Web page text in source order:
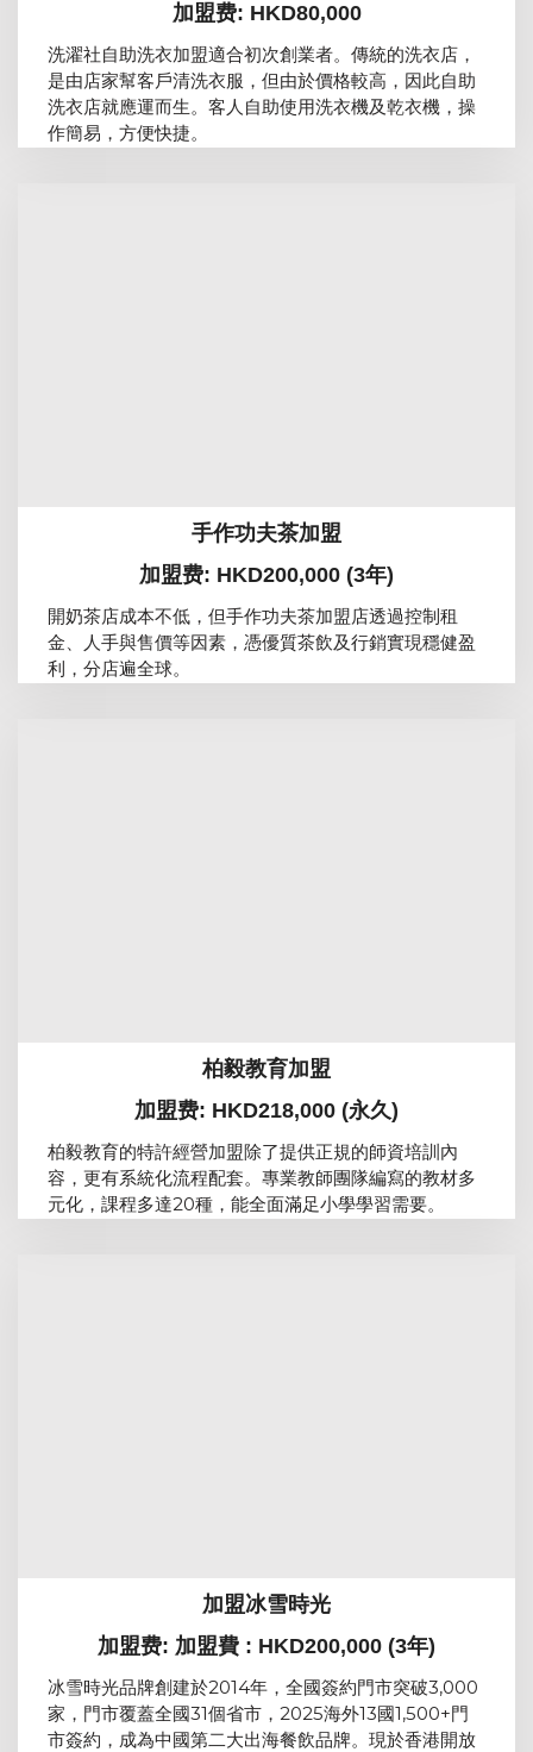
加盟费: HKD80,000
洗濯社自助洗衣加盟適合初次創業者。傳統的洗衣店，
是由店家幫客戶清洗衣服，但由於價格較高，因此自助
洗衣店就應運而生。客人自助使用洗衣機及乾衣機，操
作簡易，方便快捷。
手作功夫茶加盟
加盟费: HKD200,000 (3年)
開奶茶店成本不低，但手作功夫茶加盟店透過控制租
金、人手與售價等因素，憑優質茶飲及行銷實現穩健盈
利，分店遍全球。
柏毅教育加盟
加盟费: HKD218,000 (永久)
柏毅教育的特許經營加盟除了提供正規的師資培訓內
容，更有系統化流程配套。專業教師團隊編寫的教材多
元化，課程多達20種，能全面滿足小學學習需要。
加盟冰雪時光
加盟费: 加盟費 : HKD200,000 (3年)
冰雪時光品牌創建於2014年，全國簽約門市突破3,000
家，門市覆蓋全國31個省市，2025海外13國1,500+門
市簽約，成為中國第二大出海餐飲品牌。現於香港開放